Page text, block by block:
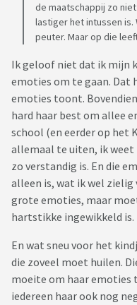
de maatschappij zo
lastiger het intussen is.
peuter. Maar op die
Ik geloof niet dat ik mijn
emoties om te gaan. Dat
emoties toont.
hard haar best om allee
school (en eerder op het
allemaal te uiten, ik
zo verstandig is. En die
alleen is, wat ik wel zielig
grote emoties, maar
hartstikke ingewikkeld is.
En wat sneu voor het
die zoveel moet huilen.
moeite om haar emoties
iedereen haar ook nog